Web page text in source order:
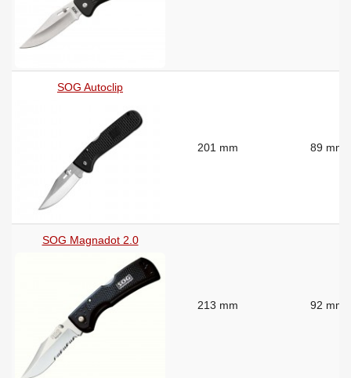
SOG Autoclip
201 mm 89 mm
SOG Magnadot 2.0
213 mm 92 mm